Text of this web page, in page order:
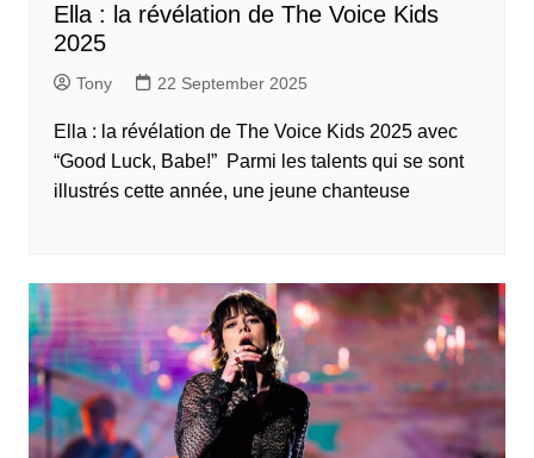
Ella : la révélation de The Voice Kids
2025
Tony 22 September 2025
Ella : la révélation de The Voice Kids 2025 avec
“Good Luck, Babe!” Parmi les talents qui se sont
illustrés cette année, une jeune chanteuse